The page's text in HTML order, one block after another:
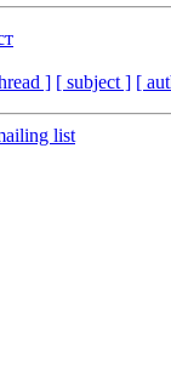
] [ subject ] [
list